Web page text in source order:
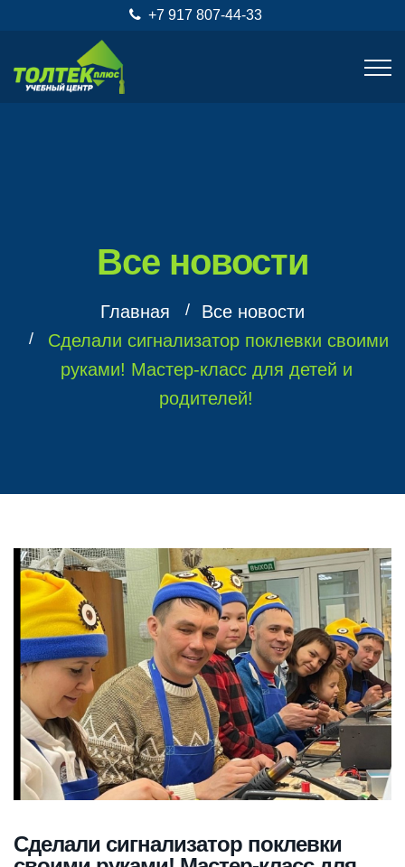
+7 917 807-44-33
Все новости
Главная
Все новости
Сделали сигнализатор поклевки своими
руками! Мастер-класс для детей и
родителей!
Сделали сигнализатор поклевки